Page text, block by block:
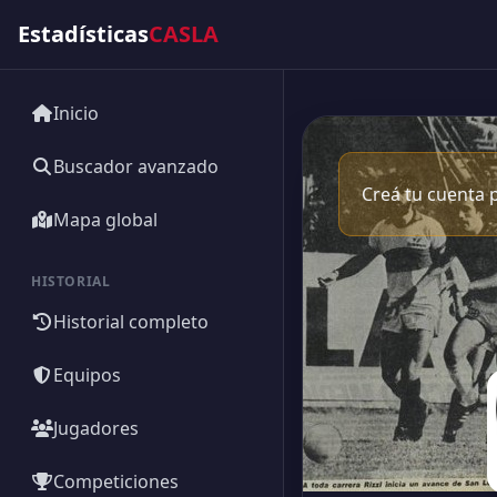
EstadísticasCASLA
Inicio
Buscador avanzado
Mapa global
HISTORIAL
Historial completo
Equipos
Jugadores
Competiciones
Creá tu cuenta